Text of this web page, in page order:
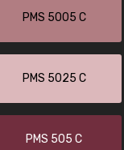
PMS 5005 C
PMS 5025 C
PMS 505 C